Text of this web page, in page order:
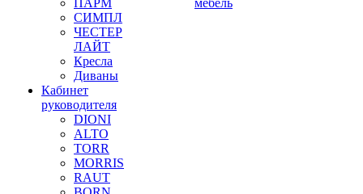
ПАРМ
СИМПЛ
ЧЕСТЕР
ЛАЙТ
Кресла
Диваны
Кабинет
руководителя
DIONI
ALTO
TORR
MORRIS
RAUT
мебель